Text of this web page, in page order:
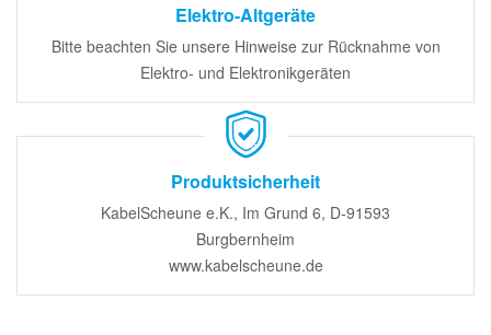
Elektro-Altgeräte
Bitte beachten Sie unsere Hinweise zur Rücknahme von
Elektro- und Elektronikgeräten
Produktsicherheit
KabelScheune e.K., Im Grund 6, D-91593
Burgbernheim
www.kabelscheune.de